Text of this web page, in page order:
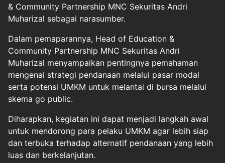
& Community Partnership MNC Sekuritas Andri
Muharizal sebagai narasumber.
Dalam pemaparannya, Head of Education &
Community Partnership MNC Sekuritas Andri
Muharizal menyampaikan pentingnya pemahaman
mengenai strategi pendanaan melalui pasar modal
serta potensi UMKM untuk melantai di bursa melalui
skema go public.
Diharapkan, kegiatan ini dapat menjadi langkah awal
untuk mendorong para pelaku UMKM agar lebih siap
dan terbuka terhadap alternatif pendanaan yang lebih
luas dan berkelanjutan.